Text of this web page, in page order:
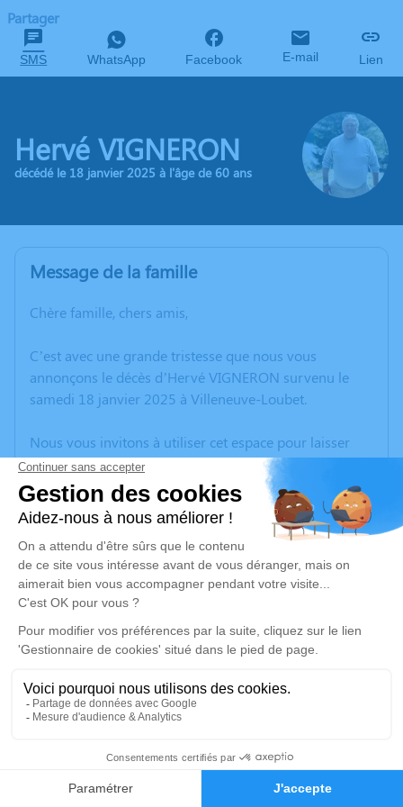
Faire-part Hommages
Partager
SMS WhatsApp Facebook E-mail Lien
Hervé VIGNERON
décédé le 18 janvier 2025 à l'âge de 60 ans
Message de la famille
Chère famille, chers amis,
C’est avec une grande tristesse que nous vous
annonçons le décès d’Hervé VIGNERON survenu le
samedi 18 janvier 2025 à Villeneuve-Loubet.
Nous vous invitons à utiliser cet espace pour laisser
vos condoléances, partager des photos souvenirs, une
anecdote ou exprimer vos pensées à travers des
poèmes ou des textes. Cet endroit est un lieu
d'expression dédié à honorer la mémoire d’Hervé
VIGNERON.
Un service de plantation d’arbre hommage est
disponible ici.
Je rends hommage
Cérémonie religieuse
Église Sainte-Thérèse d'Antibes
06160 Antibes